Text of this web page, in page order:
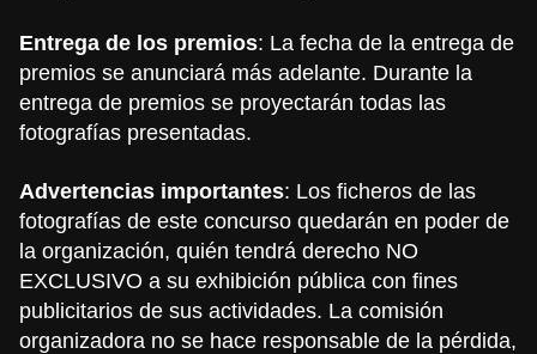
Entrega de los premios: La fecha de la entrega de
premios se anunciará más adelante. Durante la
entrega de premios se proyectarán todas las
fotografías presentadas.
Advertencias importantes: Los ficheros de las
fotografías de este concurso quedarán en poder de
la organización, quién tendrá derecho NO
EXCLUSIVO a su exhibición pública con fines
publicitarios de sus actividades. La comisión
organizadora no se hace responsable de la pérdida,